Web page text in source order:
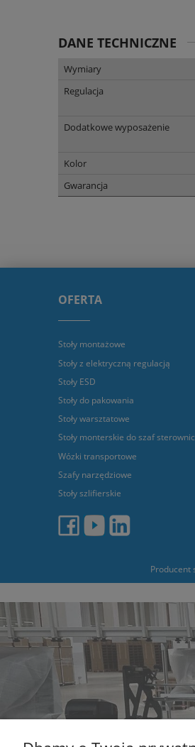
DANE TECHNICZNE
Wymiary
Regulacja
Dodatkowe wyposażenie
Kolor
Gwarancja
OFERTA
Stoły montażowe
Stoły z elektryczną regulacją
Stoły ESD
Stoły do pakowania
Stoły warsztatowe
Stoły monterskie do szaf
Wózki transportowe
Szafy narzędziowe
Stoły szlifierskie
Producent